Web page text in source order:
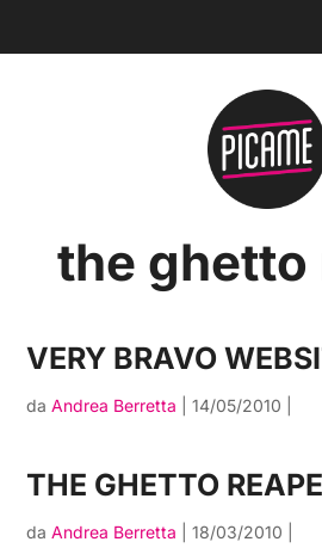
the ghetto
VERY BRAVO
daAndrea Berretta |14/05/2010
THE GHETTO
daAndrea Berretta |18/03/2010